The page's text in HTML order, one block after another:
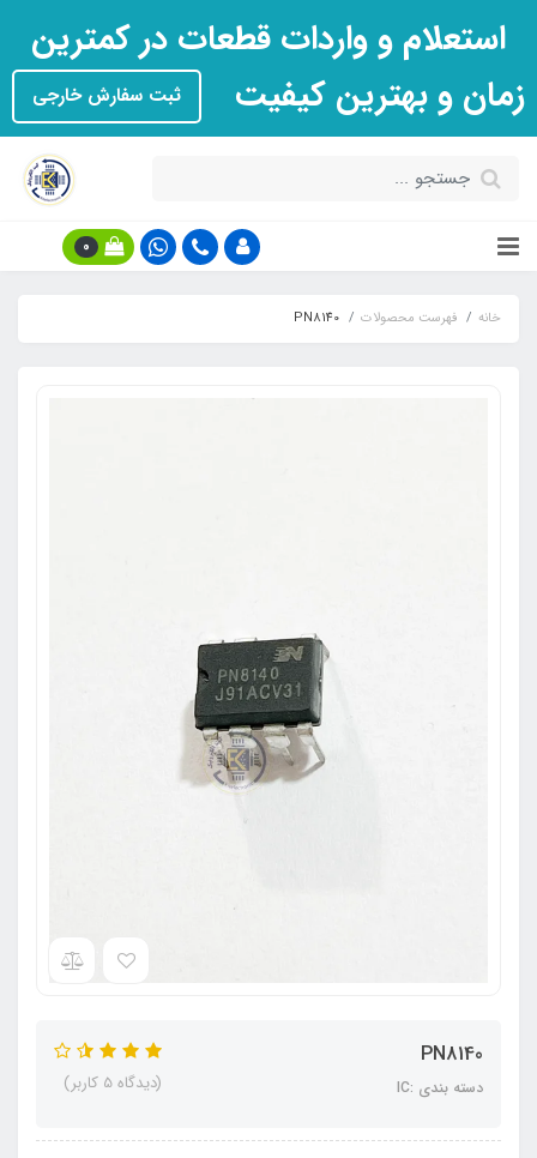
استعلام و واردات قطعات در کمترین
زمان و بهترین کیفیت
ثبت سفارش خارجی
0
خانه فهرست محصولات PN8140
PN8140
دسته بندی :IC (دیدگاه 5 کاربر)